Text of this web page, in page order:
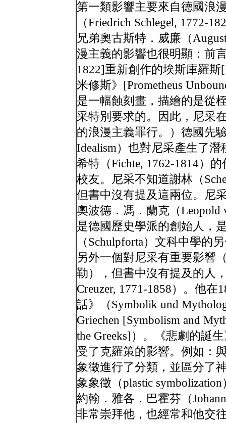
第一類影響主要來自德國浪
（Friedrich Schlegel, 1772-
兄弟奧古斯特．威廉（
漫主義的影響也很明顯：前
1822]重新創作的埃斯庫羅
米修斯》[Prometheus
是一幅蝕刻畫，描繪的是從
采特別要求的。因此，尼采
的浪漫主義罪行。）德國先
Idealism）也對尼采產生了
希特（Fichte, 1762-1814）
校友。尼采不知道謝林（
但書中沒有提及這兩位。尼
奧波德．馮．蘭克（Leopold
是德國歷史學派的創始人，
（Schulpforta）文科中學的
另外一個對尼采有重要影響
勒），但書中沒有提及的人
Creuzer, 1771-1858）。他
話》（Symbolik und
Griechen [Symbolism and
the Greeks]）。《悲劇的誕
受了克羅策的影響。例如：
象徵進行了分類，並區分了
象象徵（plastic
約翰．雅各．巴霍芬（
非常崇拜他，也經常和他交